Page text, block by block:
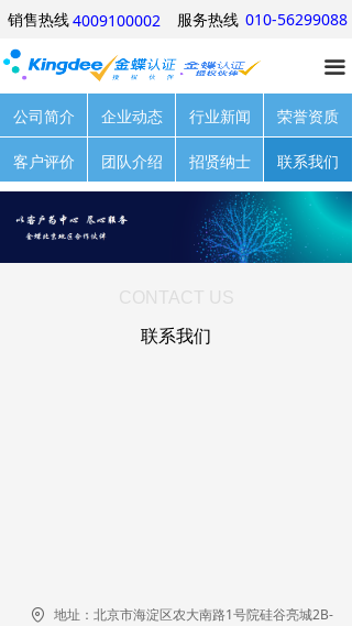
销售热线4009100002 010-56299088
服务热线
끀
网站首页
产品中心
行业方案
经典案例
关于我们
地址： 北京市海淀区农大南路1号院硅谷亮城2B-
CONTACT US
联系我们
公司简介 企业动态 行业新闻 荣誉资质
客户评价 团队介绍 招贤纳士 联系我们